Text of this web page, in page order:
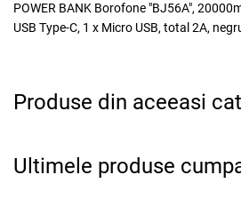
POWER BANK Borofone "BJ56A",
USB Type-C, 1 x Micro USB, total 2A,
Produse din aceeasi
Ultimele produse